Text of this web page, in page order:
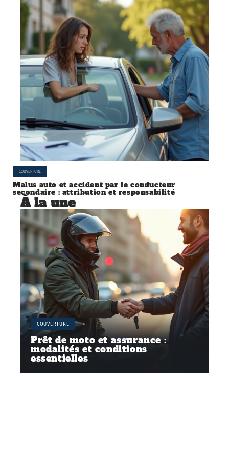
COUVERTURE
Malus auto et accident par le conducteur
secondaire : attribution et responsabilité
À la une
COUVERTURE
Prêt de moto et assurance :
modalités et conditions
essentielles